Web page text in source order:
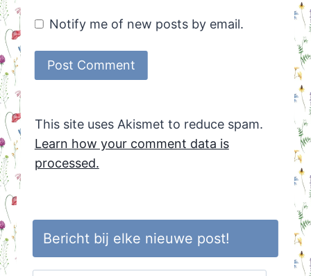
Notify me of new posts by email.
This site uses Akismet to reduce spam.
Learn how your comment data is
processed.
Bericht bij elke nieuwe post!